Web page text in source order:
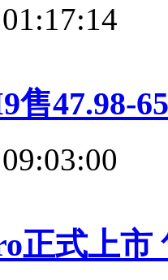
售47.98-
正式上市